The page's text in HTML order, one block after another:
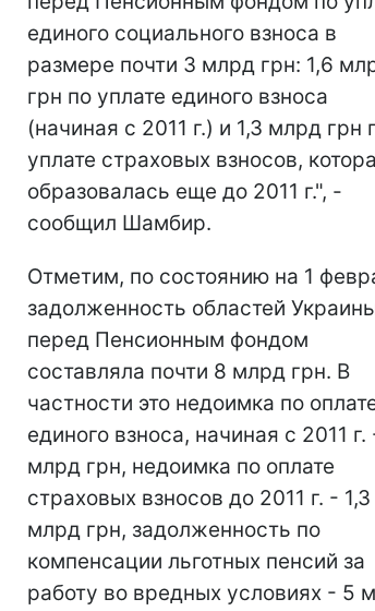
единого социального взноса в
размере почти 3 млрд грн: 1,6
грн по уплате единого взноса
(начиная с 2011 г.) и 1,3 млрд грн
уплате страховых взносов,
образовалась еще до 2011 г.", -
сообщил Шамбир.
Отметим, по состоянию на 1
задолженность областей
перед Пенсионным фондом
составляла почти 8 млрд грн. В
частности это недоимка по
единого взноса, начиная с 2011 г.
млрд грн, недоимка по оплате
страховых взносов до 2011 г. - 1,3
млрд грн, задолженность по
компенсации льготных пенсий за
работу во вредных условиях - 5